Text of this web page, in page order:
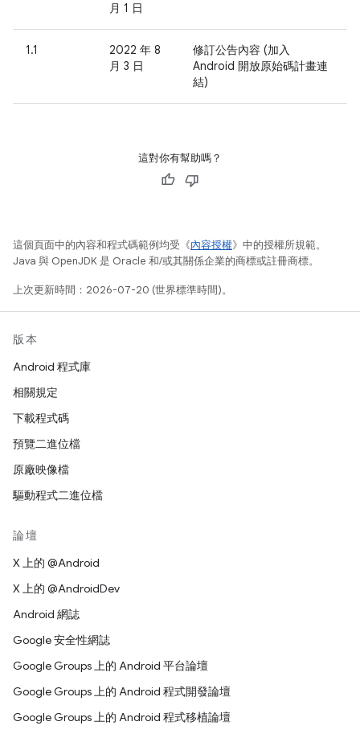
月 1 日
1.1
2022 年 8
月 3 日
修訂公告內容 (加入
Android 開放原始碼計畫連
結)
這對你有幫助嗎？
這個頁面中的內容和程式碼範例均受《內容授權》中的授權所規範。
Java 與 OpenJDK 是 Oracle 和/或其關係企業的商標或註冊商標。
上次更新時間：2026-07-20 (世界標準時間)。
版本
Android 程式庫
相關規定
下載程式碼
預覽二進位檔
原廠映像檔
驅動程式二進位檔
論壇
X 上的 @Android
X 上的 @AndroidDev
Android 網誌
Google 安全性網誌
Google Groups 上的 Android 平台論壇
Google Groups 上的 Android 程式開發論壇
Google Groups 上的 Android 程式移植論壇